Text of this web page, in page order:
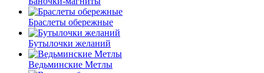
Браслеты обережные
Бутылочки желаний
Ведьминские Метлы